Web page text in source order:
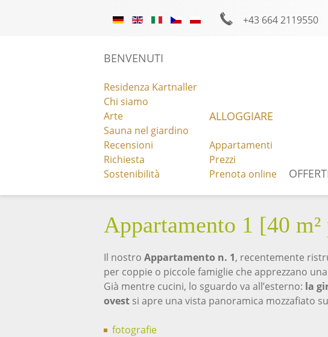
+43 664 2119550
BENVENUTI
Residenza Kartnaller
Chi siamo
Arte
Sauna nel giardino
Recensioni
Richiesta
Sostenibilità
ALLOGGIARE
Appartamenti
Prezzi
Prenota online
PRENOTA
Appartamento 1 [40
Il nostro Appartamento n. 1, recentemente
per coppie o piccole famiglie che apprezzano una
Già mentre cucini, lo sguardo va all’esterno: la
ovest si apre una vista panoramica mozzafiato
fotografie